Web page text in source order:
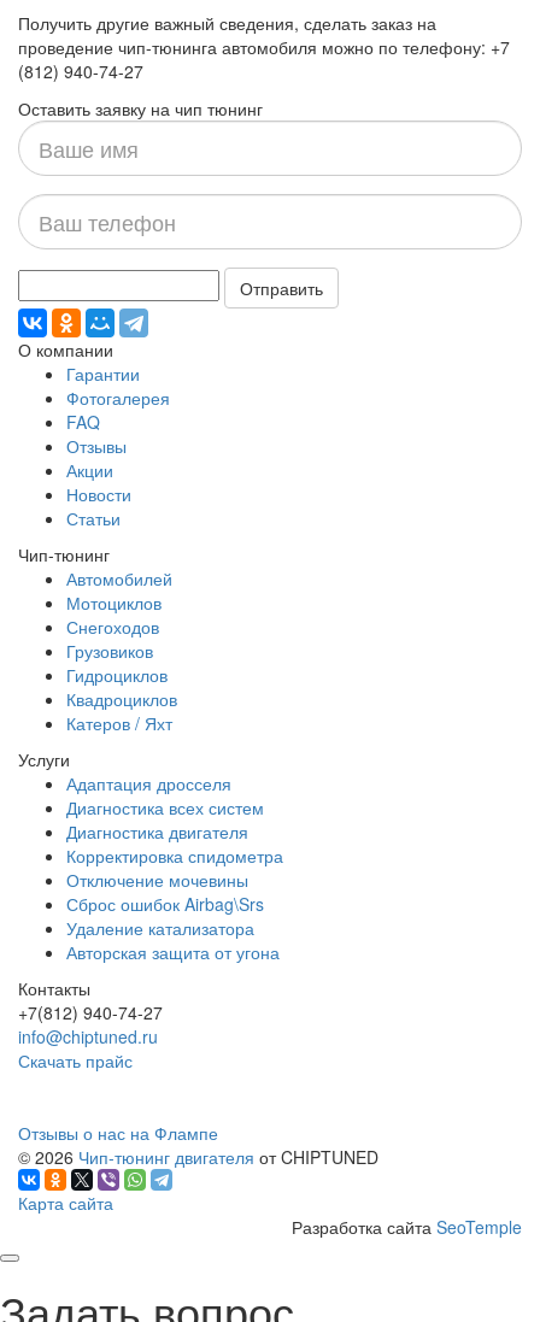
Получить другие важный сведения, сделать заказ на
проведение чип-тюнинга автомобиля можно по телефону: +7
(812) 940-74-27
Оставить заявку на чип тюнинг
Ваше
имя
Ваш
телефон
Отправить
О компании
Гарантии
Фотогалерея
FAQ
Отзывы
Акции
Новости
Статьи
Чип-тюнинг
Автомобилей
Мотоциклов
Снегоходов
Грузовиков
Гидроциклов
Квадроциклов
Катеров / Яхт
Услуги
Адаптация дросселя
Диагностика всех систем
Диагностика двигателя
Корректировка спидометра
Отключение мочевины
Сброс ошибок Airbag\Srs
Удаление катализатора
Авторская защита от угона
Контакты
+7(812) 940-74-27
info@chiptuned.ru
Скачать прайс
Отзывы о нас на Флампе
© 2026 Чип-тюнинг двигателя от CHIPTUNED
Карта сайта
Разработка сайта SeoTemple